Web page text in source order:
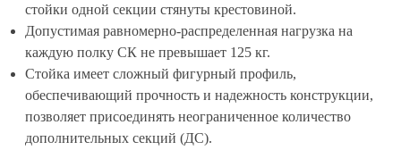
стойки одной секции стянуты крестовиной.
Допустимая равномерно-распределенная нагрузка на
каждую полку СК не превышает 125 кг.
Стойка имеет сложный фигурный профиль,
обеспечивающий прочность и надежность конструкции,
позволяет присоединять неограниченное количество
дополнительных секций (ДС).